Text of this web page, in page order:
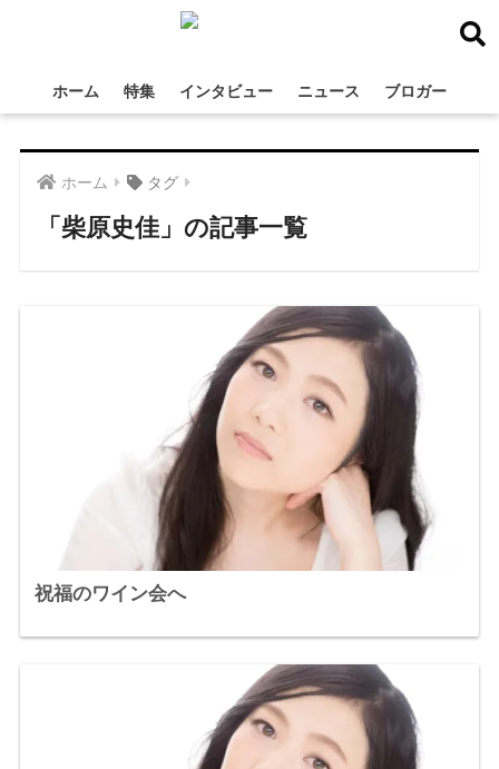
ホーム 特集 インタビュー ニュース ブロガー
ホーム タグ
「柴原史佳」の記事一覧
祝福のワイン会へ